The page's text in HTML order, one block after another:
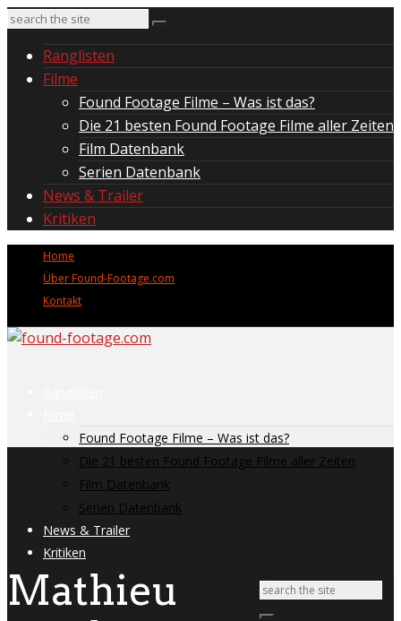
Ranglisten
Filme
Found Footage Filme – Was ist das?
Die 21 besten Found Footage Filme aller Zeiten
Film Datenbank
Serien Datenbank
News & Trailer
Kritiken
Home
Über Found-Footage.com
Kontakt
Found Footage Filme – Was ist das?
Die 21 besten Found Footage Filme aller Zeiten
Film Datenbank
Serien Datenbank
News & Trailer
Kritiken
Mathieu